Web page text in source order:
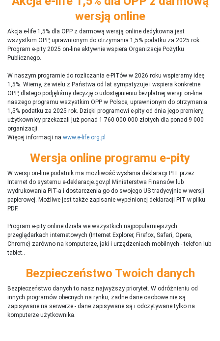
wersją online
Akcja e-life 1,5% dla OPP z darmową wersją online dedykowna jest
wszystkim OPP, uprawnionym do otrzymania 1,5% podatku za 2025 rok.
Program e-pity 2025 on-line aktywnie wspiera Organizacje Pożytku
Publicznego.
W naszym programie do rozliczania e-PITów w 2026 roku wspieramy ideę
1,5%. Wiemy, że wielu z Państwa od lat sympatyzuje i wspiera konkretne
OPP, dlatego podjęliśmy decyzję o udostępnieniu bezpłatnej wersji on-line
naszego programu wszystkim OPP w Polsce, uprawnionym do otrzymania
1,5% podatku za 2025 rok. Dzięki programowi e-pity od dnia jego premiery,
użytkownicy przekazali już ponad 1 760 000 000 złotych dla ponad 9 000
organizacji.
Więcej informacji na www.e-life.org.pl
Wersja online programu e-pity
W wersji on-line podatnik ma możliwość wysłania deklaracji PIT przez
Internet do systemu e-deklaracje.gov.pl Ministerstwa Finansów lub
wydrukowania PIT-a i dostarczenia go do swojego US tradycyjnie w wersji
papierowej. Możliwe jest także zapisanie wypełnionej deklaracji PIT w pliku
PDF.
Program e-pity online działa we wszystkich najpopularniejszych
przeglądarkach internetowych (Internet Explorer, Firefox, Safari, Opera,
Chrome) zarówno na komputerze, jaki i urządzeniach mobilnych - telefon lub
tablet..
Bezpieczeństwo Twoich danych
Bezpieczeństwo danych to nasz najwyższy priorytet. W odróżnieniu od
innych programów obecnych na rynku, żadne dane osobowe nie są
zapisywane na serwerze - dane zapisywane są i odczytywane tylko na
komputerze użytkownika.